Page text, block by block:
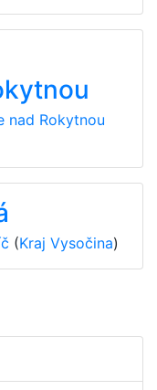
nad Rokytnou
(Kraj Vysočina)